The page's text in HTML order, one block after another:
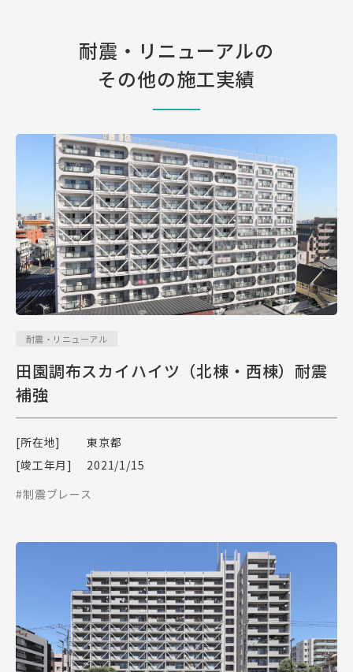
耐震・リニューアルの
その他の施工実績
耐震・リニューアル
田園調布スカイハイツ（北棟・西棟）耐震
補強
[所在地]
東京都
[竣工年月]
2021/1/15
#制震ブレース